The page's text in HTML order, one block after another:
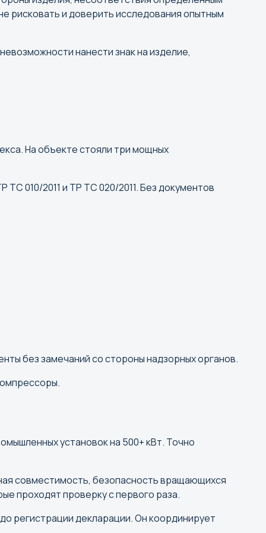
рисковать и доверить исследования опытным
нанести знак на изделие,
На объекте стояли три мощных
010/2011 и ТР ТС 020/2011. Без документов
без замечаний со стороны надзорных органов.
установок на 500+ кВт. Точно
совместимость, безопасность вращающихся
проходят проверку с первого раза.
регистрации декларации. Он координирует